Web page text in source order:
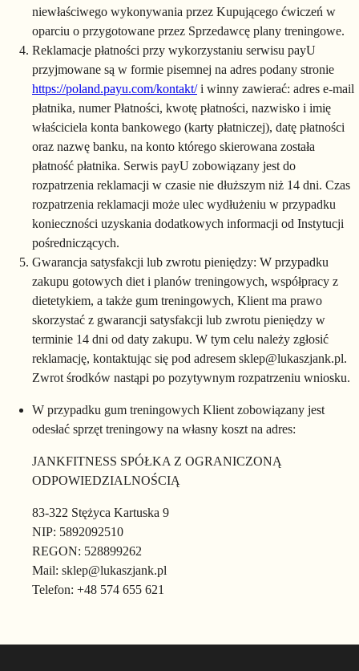
niewłaściwego wykonywania przez Kupującego ćwiczeń w
oparciu o przygotowane przez Sprzedawcę plany treningowe.
Reklamacje płatności przy wykorzystaniu serwisu payU
przyjmowane są w formie pisemnej na adres podany stronie
https://poland.payu.com/kontakt/i winny zawierać: adres e-mail
płatnika, numer Płatności, kwotę płatności, nazwisko i imię
właściciela konta bankowego (karty płatniczej), datę płatności
oraz nazwę banku, na konto którego skierowana została
płatność płatnika. Serwis payU zobowiązany jest do
rozpatrzenia reklamacji w czasie nie dłuższym niż 14 dni. Czas
rozpatrzenia reklamacji może ulec wydłużeniu w przypadku
konieczności uzyskania dodatkowych informacji od Instytucji
pośredniczących.
Gwarancja satysfakcji lub zwrotu pieniędzy: W przypadku
zakupu gotowych diet i planów treningowych, współpracy z
dietetykiem, a także gum treningowych, Klient ma prawo
skorzystać z gwarancji satysfakcji lub zwrotu pieniędzy w
terminie 14 dni od daty zakupu. W tym celu należy zgłosić
reklamację, kontaktując się pod adresem sklep@lukaszjank.pl.
Zwrot środków nastąpi po pozytywnym rozpatrzeniu wniosku.
W przypadku gum treningowych Klient zobowiązany jest
odesłać sprzęt treningowy na własny koszt na adres:
JANKFITNESS SPÓŁKA Z OGRANICZONĄ
ODPOWIEDZIALNOŚCIĄ
83-322 Stężyca Kartuska 9
NIP: 5892092510
REGON: 528899262
Mail: sklep@lukaszjank.pl
Telefon: +48 574 655 621